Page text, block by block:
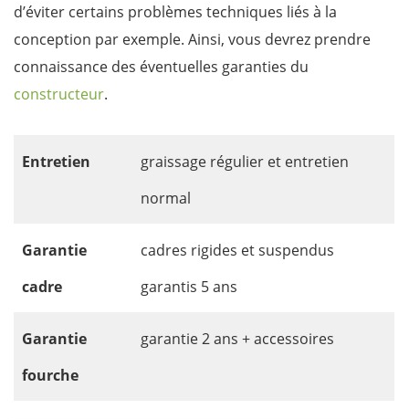
d’éviter certains problèmes techniques liés à la
conception par exemple. Ainsi, vous devrez prendre
connaissance des éventuelles garanties du
constructeur.
Entretien
graissage régulier et entretien
normal
Garantie
cadre
cadres rigides et suspendus
garantis 5 ans
Garantie
fourche
garantie 2 ans + accessoires